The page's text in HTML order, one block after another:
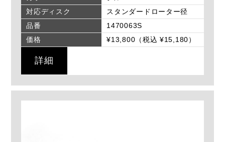
対応ディスク
スタンダードローター径
品番
1470063S
価格
¥13,800（税込 ¥15,180）
詳細